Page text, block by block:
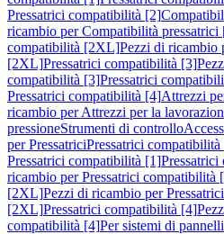
Pressatrici compatibilità [2]
ricambio per Compatibilità
compatibilità [2XL]Pezzi di ricambio
[2XL]Pressatrici compatibilità [3]
compatibilità [3]Pressatrici
Pressatrici compatibilità [4]Attrezzi
ricambio per Attrezzi per la
pressioneStrumenti di controllo
per PressatriciPressatrici
Pressatrici compatibilità [1]
ricambio per Pressatrici compatibilità
[2XL]Pezzi di ricambio per
[2XL]Pressatrici compatibilità [4]
compatibilità [4]Per sistemi di